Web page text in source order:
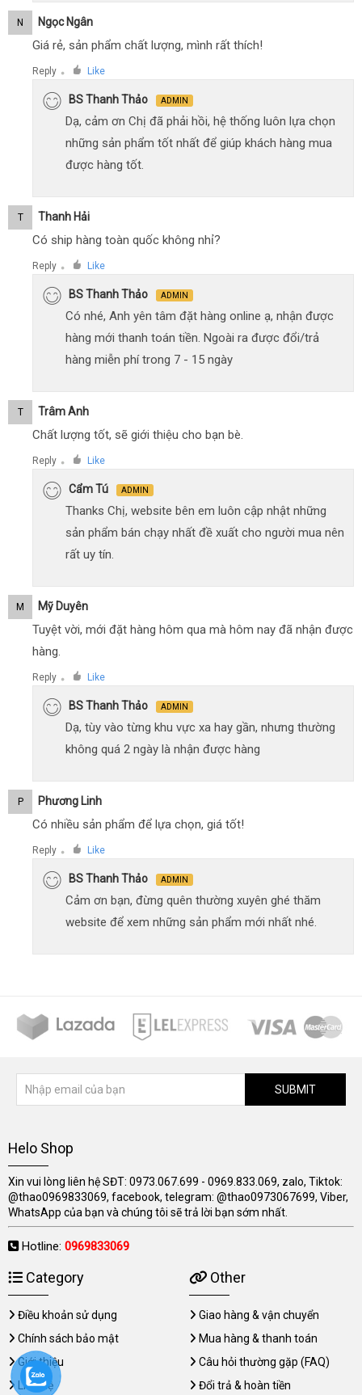
N Ngọc Ngân
Giá rẻ, sản phẩm chất lượng, mình rất thích!
Reply ● Like
BS Thanh Thảo ADMIN
Dạ, cảm ơn Chị đã phải hồi, hệ thống luôn lựa chọn
những sản phẩm tốt nhất để giúp khách hàng mua
được hàng tốt.
T Thanh Hải
Có ship hàng toàn quốc không nhỉ?
Reply ● Like
BS Thanh Thảo ADMIN
Có nhé, Anh yên tâm đặt hàng online ạ, nhận được
hàng mới thanh toán tiền. Ngoài ra được đổi/trả
hàng miễn phí trong 7 - 15 ngày
T Trâm Anh
Chất lượng tốt, sẽ giới thiệu cho bạn bè.
Reply ● Like
Cẩm Tú ADMIN
Thanks Chị, website bên em luôn cập nhật những
sản phẩm bán chạy nhất đề xuất cho người mua nên
rất uy tín.
M Mỹ Duyên
Tuyệt vời, mới đặt hàng hôm qua mà hôm nay đã nhận được
hàng.
Reply ● Like
BS Thanh Thảo ADMIN
Dạ, tùy vào từng khu vực xa hay gần, nhưng thường
không quá 2 ngày là nhận được hàng
P Phương Linh
Có nhiều sản phẩm để lựa chọn, giá tốt!
Reply ● Like
BS Thanh Thảo ADMIN
Cảm ơn bạn, đừng quên thường xuyên ghé thăm
website để xem những sản phẩm mới nhất nhé.
SUBMIT
Helo Shop
Xin vui lòng liên hệ SĐT: 0973.067.699 - 0969.833.069, zalo, Tiktok:
@thao0969833069, facebook, telegram: @thao0973067699, Viber,
WhatsApp của bạn và chúng tôi sẽ trả lời bạn sớm nhất.
Hotline: 0969833069
Category
Điều khoản sử dụng
Chính sách bảo mật
Giới thiệu
Liên hệ
Other
Giao hàng & vận chuyển
Mua hàng & thanh toán
Câu hỏi thường gặp (FAQ)
Đổi trả & hoàn tiền